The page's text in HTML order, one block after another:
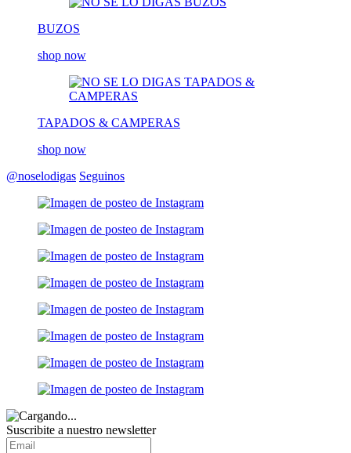
BUZOS
shop now
TAPADOS & CAMPERAS
shop now
@noselodigas Seguinos
Suscribite a nuestro newsletter